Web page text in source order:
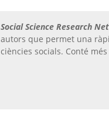
Social Science Research
autors que permet una
ciències socials. Conté